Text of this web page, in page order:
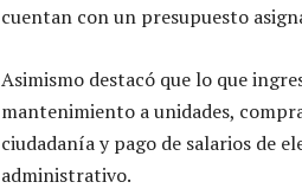
cuentan con un presupuesto
Asimismo destacó que lo que
mantenimiento a unidades,
ciudadanía y pago de salarios de
administrativo.